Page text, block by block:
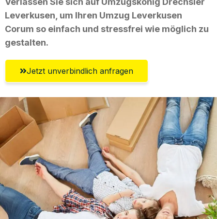
Leverkusen, um Ihren Umzug Leverkusen
Corum so einfach und stressfrei wie möglich zu
gestalten.
Jetzt unverbindlich anfragen